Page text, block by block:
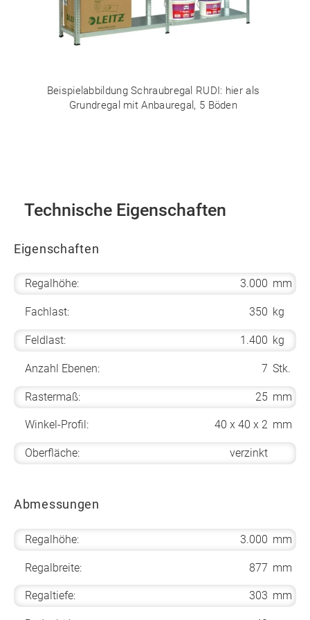
Beispielabbildung Schraubregal RUDI: hier als
Grundregal mit Anbauregal, 5 Böden
Technische Eigenschaften
Eigenschaften
Regalhöhe: 3.000 mm
Fachlast: 350 kg
Feldlast: 1.400 kg
Anzahl Ebenen: 7 Stk.
Rastermaß: 25 mm
Winkel-Profil: 40 x 40 x 2 mm
Oberfläche: verzinkt
Abmessungen
Regalhöhe: 3.000 mm
Regalbreite: 877 mm
Regaltiefe: 303 mm